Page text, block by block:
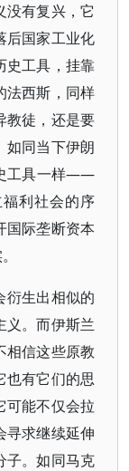
没有复兴，它
后国家工业化
史工具，挂靠
法西斯，同样
教徒，还是要
如同当下伊朗
工具一样——
利社会的序
国际垄断资本
衍生出相似的
义。而伊斯兰
相信这些原教
也有它们的思
可能不仅会拉
寻求继续延伸
子。如同马克